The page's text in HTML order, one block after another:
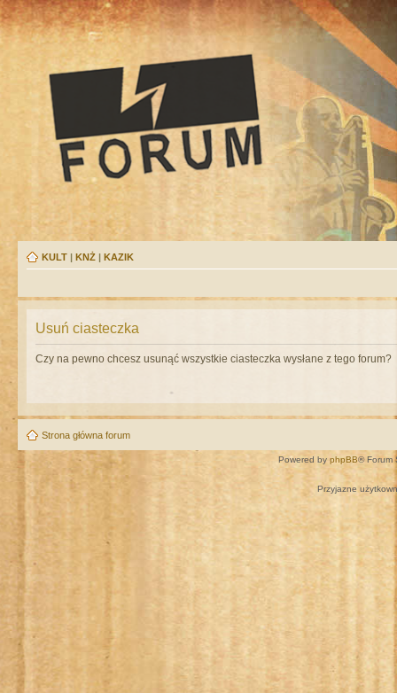
KULT | KNŻ | KAZIK
Usuń ciasteczka
Czy na pewno chcesz usunąć wszystkie ciasteczka wysłane z tego forum?
Strona główna forum
Powered by phpBB® Forum
Przyjazne